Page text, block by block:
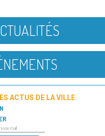
ACTUS DE LA VILLE